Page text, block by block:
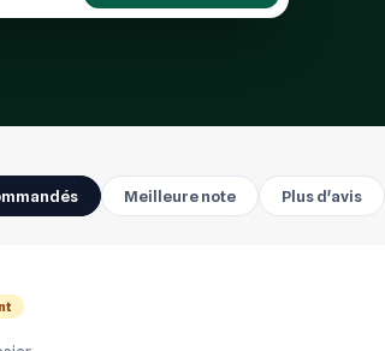
Meilleure note Plus d'avis